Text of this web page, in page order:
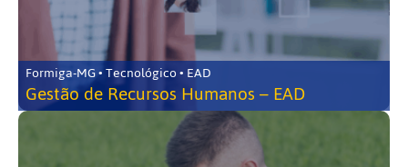
Formiga-MG • Tecnológico • EAD
Gestão de Recursos Humanos – EAD